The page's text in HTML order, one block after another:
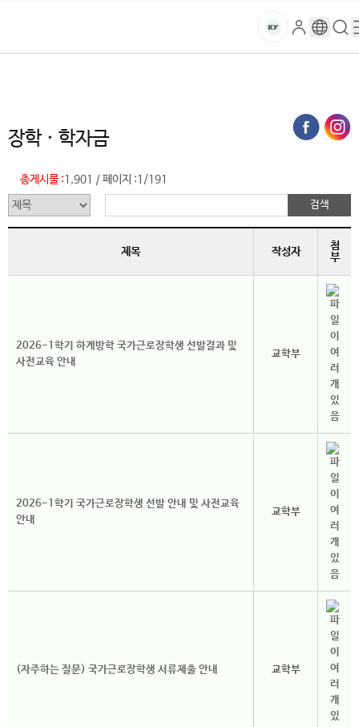
건
대
학
교
마
로
그
구
글
검
색
메
로
장학 · 학자금
총게시물 :1,901 /페이지 :1/191
제목 작성자
첨
부
2026-1학기 하계방학 국가근로장학생 선발결과 및
사전교육 안내
교학부
2026-1학기 국가근로장학생 선발 안내 및 사전교육
안내
교학부
(자주하는 질문) 국가근로장학생 서류제출 안내 교학부